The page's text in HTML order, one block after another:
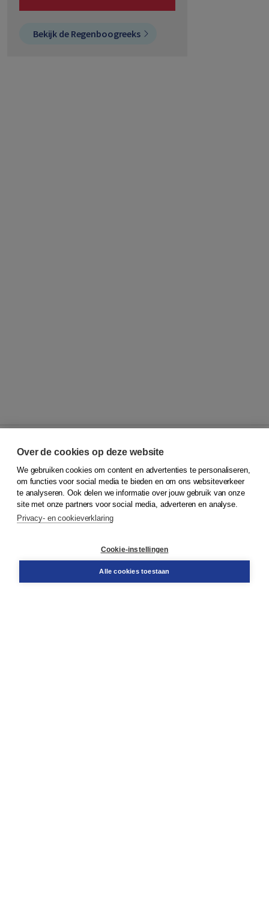
Bekijk de Regenboogreeks
© 2026Koninklijke Boom uitgevers
Klantenservice
Service & informatie
Contact
Over de cookies op deze website
We gebruiken cookies om content en advertenties te personaliseren,
om functies voor social media te bieden en om ons websiteverkeer
te analyseren. Ook delen we informatie over jouw gebruik van onze
site met onze partners voor social media, adverteren en analyse.
Privacy- en cookieverklaring
Cookie-instellingen
Alle cookies toestaan